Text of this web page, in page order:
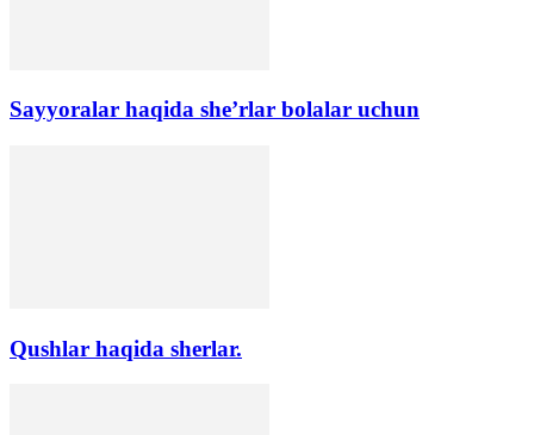
Sayyoralar haqida she’rlar bolalar uchun
Qushlar haqida sherlar.